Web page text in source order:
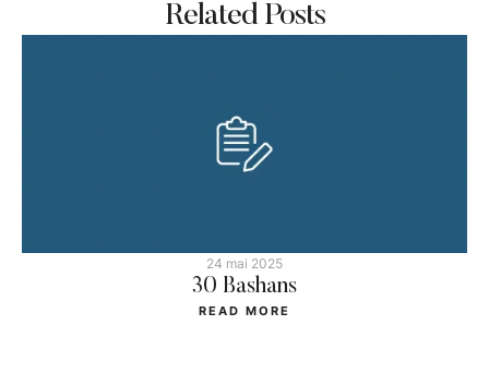
Related Posts
24 mai 2025
30 Bashans
READ MORE